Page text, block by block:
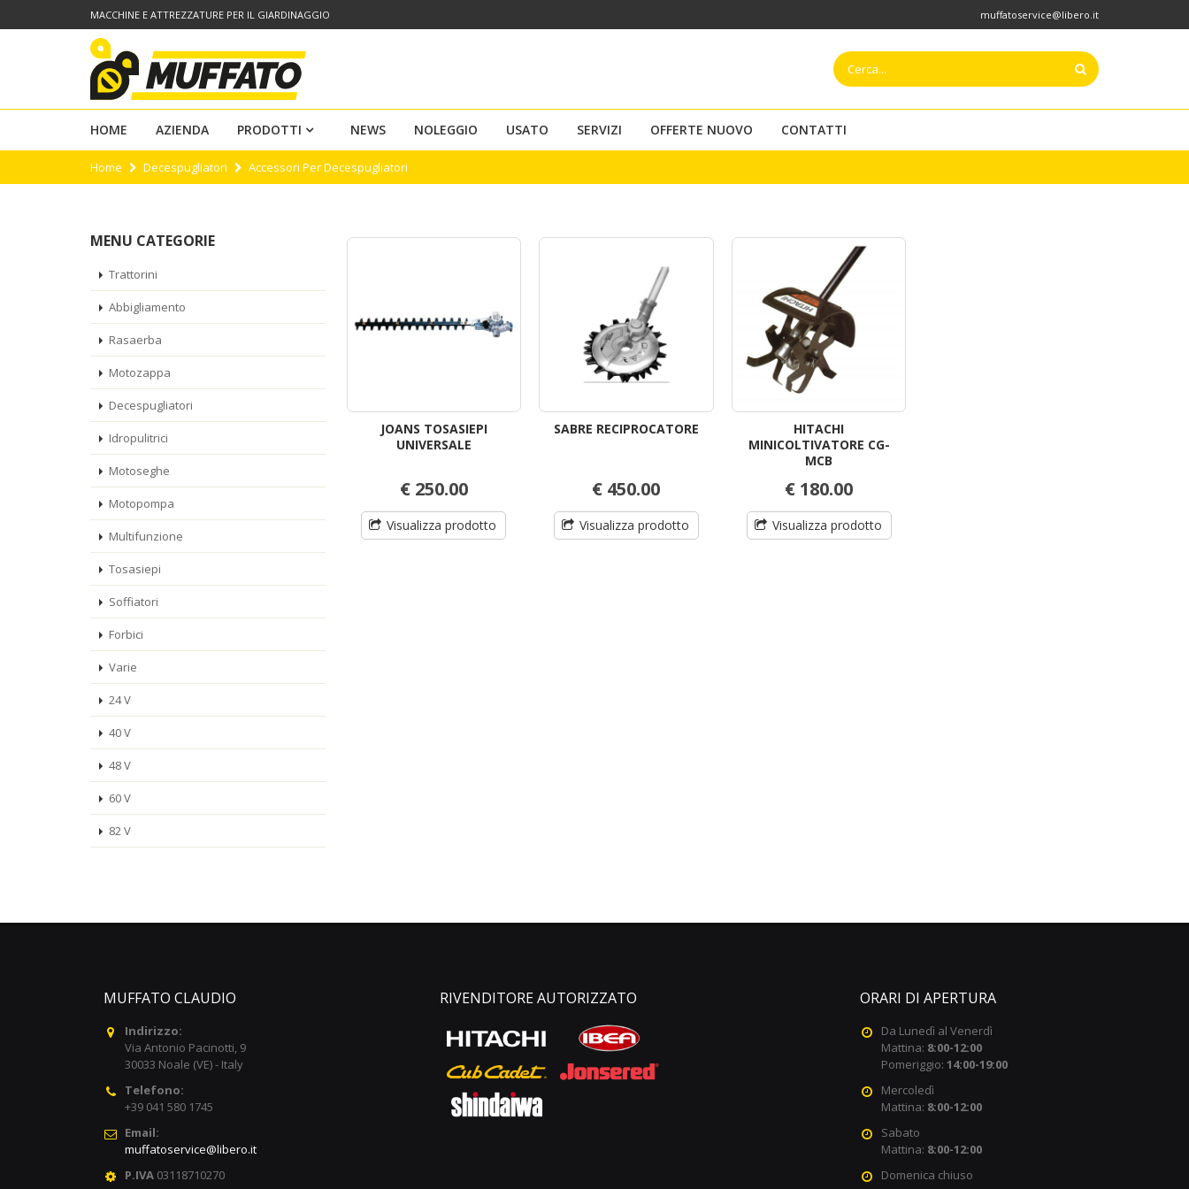
MACCHINE E ATTREZZATURE PER IL GIARDINAGGIO muffatoservice@libero.it
HOME AZIENDA PRODOTTI NEWS NOLEGGIO USATO SERVIZI OFFERTE NUOVO CONTATTI
Home Decespugliatori Accessori Per Decespugliatori
JOANS TOSASIEPI
UNIVERSALE
€ 250.00
Visualizza prodotto
SABRE RECIPROCATORE
€ 450.00
Visualizza prodotto
HITACHI
MINICOLTIVATORE CG-
MCB
€ 180.00
Visualizza prodotto
MENU CATEGORIE
Trattorini
Abbigliamento
Rasaerba
Motozappa
Decespugliatori
Idropulitrici
Motoseghe
Motopompa
Multifunzione
Tosasiepi
Soffiatori
Forbici
Varie
24 V
40 V
48 V
60 V
82 V
MUFFATO CLAUDIO
Indirizzo:
Via Antonio Pacinotti, 9
30033 Noale (VE) - Italy
Telefono:
+39 041 580 1745
Email:
muffatoservice@libero.it
P.IVA 03118710270
RIVENDITORE AUTORIZZATO ORARI DI APERTURA
Da Lunedì al Venerdì
Mattina: 8:00-12:00
Pomeriggio: 14:00-19:00
Mercoledì
Mattina: 8:00-12:00
Sabato
Mattina: 8:00-12:00
Domenica chiuso